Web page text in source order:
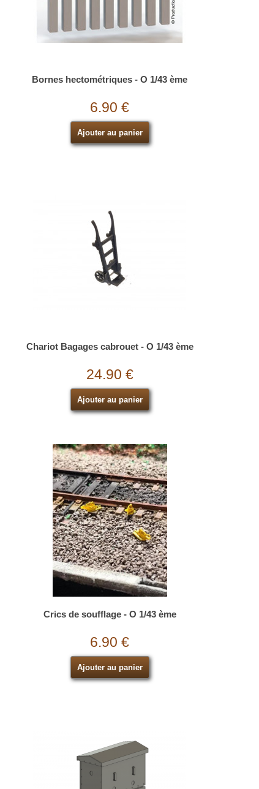
Bornes hectométriques - O 1/43 ème
6.90 €
Ajouter au panier
Chariot Bagages cabrouet - O 1/43 ème
24.90 €
Ajouter au panier
Crics de soufflage - O 1/43 ème
6.90 €
Ajouter au panier